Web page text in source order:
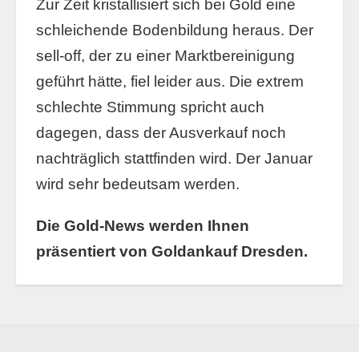
Zur Zeit kristallisiert sich bei Gold eine
schleichende Bodenbildung heraus. Der
sell-off, der zu einer Marktbereinigung
geführt hätte, fiel leider aus. Die extrem
schlechte Stimmung spricht auch
dagegen, dass der Ausverkauf noch
nachträglich stattfinden wird. Der Januar
wird sehr bedeutsam werden.
Die Gold-News werden Ihnen
präsentiert von Goldankauf Dresden.